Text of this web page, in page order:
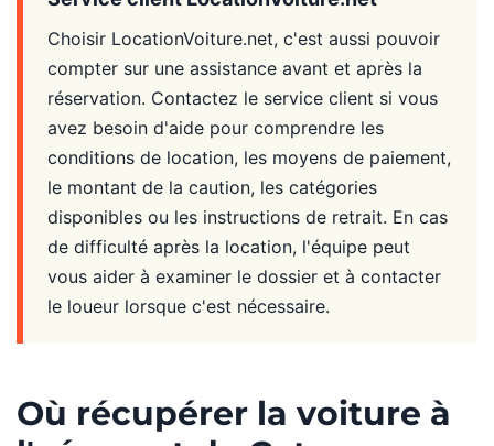
Choisir LocationVoiture.net, c'est aussi pouvoir
compter sur une assistance avant et après la
réservation. Contactez le service client si vous
avez besoin d'aide pour comprendre les
conditions de location, les moyens de paiement,
le montant de la caution, les catégories
disponibles ou les instructions de retrait. En cas
de difficulté après la location, l'équipe peut
vous aider à examiner le dossier et à contacter
le loueur lorsque c'est nécessaire.
Où récupérer la voiture à